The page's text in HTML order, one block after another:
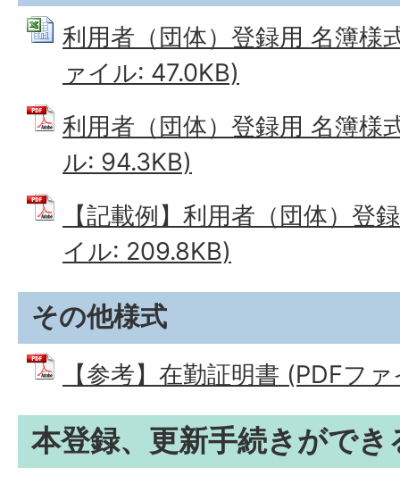
利用者（団体）登録用 名簿様
ァイル: 47.0KB)
利用者（団体）登録用 名簿様
ル: 94.3KB)
【記載例】利用者（団体）登
イル: 209.8KB)
その他様式
【参考】在勤証明書 (PDFフ
本登録、更新手続きができ